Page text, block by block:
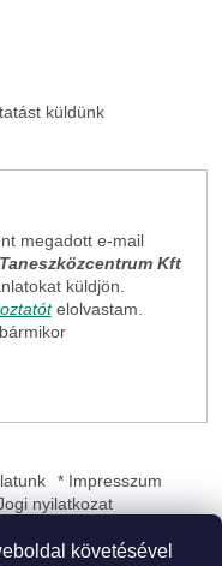
követésével
küldünk
megadott e-mail
Kft
küldjön.
elolvastam.
* Impresszum
nyilatkozat